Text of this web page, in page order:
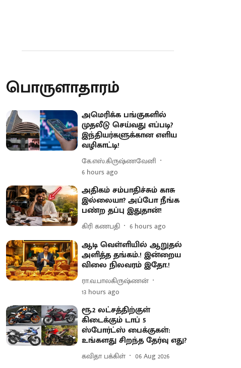
பொருளாதாரம்
அமெரிக்க பங்குகளில்
முதலீடு செய்வது எப்படி?
இந்தியர்களுக்கான எளிய
வழிகாட்டி!
கே.எஸ்.கிருஷ்ணவேனி
6 hours ago
அதிகம் சம்பாதிச்சும் காசு
இல்லையா? அப்போ நீங்க
பண்ற தப்பு இதுதான்!
கிரி கணபதி 6 hours ago
ஆடி வெள்ளியில் ஆறுதல்
அளித்த தங்கம்.! இன்றைய
விலை நிலவரம் இதோ.!
ரா.வ.பாலகிருஷ்ணன்
13 hours ago
ரூ.2 லட்சத்திற்குள்
கிடைக்கும் டாப் 5
ஸ்போர்ட்ஸ் பைக்குகள்:
உங்களது சிறந்த தேர்வு எது?
கவிதா பக்கிள் 06 Aug 2026